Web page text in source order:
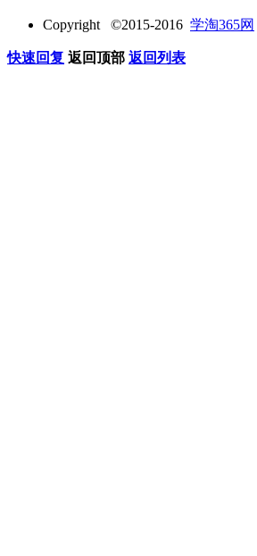
Copyright ©2015-2016 学淘365网
快速回复 返回顶部 返回列表